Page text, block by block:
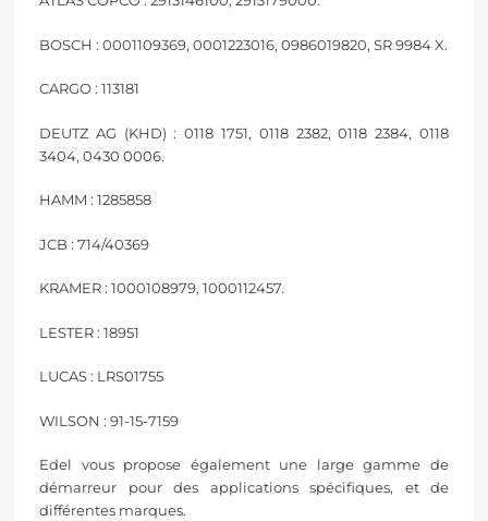
BOSCH : 0001109369, 0001223016, 0986019820, SR 9984 X.
CARGO : 113181
DEUTZ AG (KHD) : 0118 1751, 0118 2382, 0118 2384, 0118
3404, 0430 0006.
HAMM : 1285858
JCB : 714/40369
KRAMER : 1000108979, 1000112457.
LESTER : 18951
LUCAS : LRS01755
WILSON : 91-15-7159
Edel vous propose également une large gamme de
démarreur pour des applications spécifiques, et de
différentes marques.